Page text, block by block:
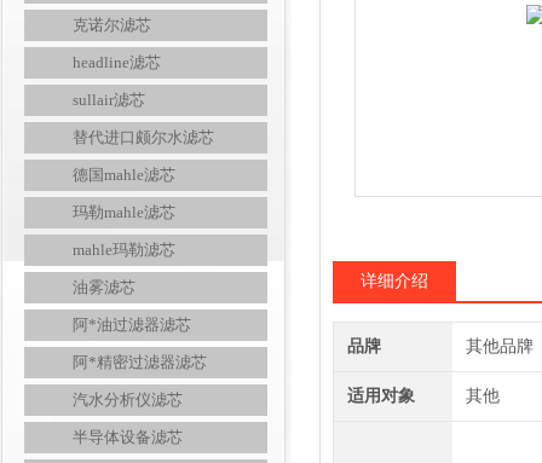
克诺尔滤芯
headline滤芯
sullair滤芯
替代进口颇尔水滤芯
德国mahle滤芯
玛勒mahle滤芯
mahle玛勒滤芯
油雾滤芯
阿*油过滤器滤芯
阿*精密过滤器滤芯
汽水分析仪滤芯
半导体设备滤芯
详细介绍
品牌 其他品牌
适用对象 其他